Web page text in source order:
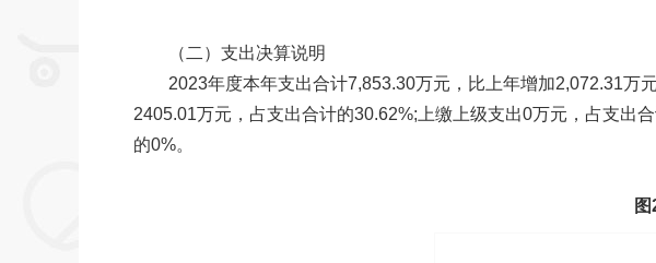
（二）支出决算说明
2023年度本年支出合计7,853.30万元，比上年增加2,072.31万元
2405.01万元，占支出合计的30.62%;上缴上级支出0万元，占支出
的0%。